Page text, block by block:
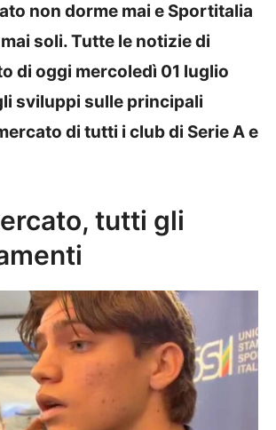
non dorme mai e Sportitalia
soli. Tutte le notizie di
di oggi mercoledì 01 luglio
sviluppi sulle principali
di tutti i club di Serie A e
tutti gli